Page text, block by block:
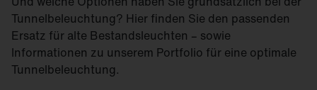
Tunnelbeleuchtung? Hier finden Sie den passenden
Ersatz für alte Bestandsleuchten – sowie
Informationen zu unserem Portfolio für eine optimale
Tunnelbeleuchtung.